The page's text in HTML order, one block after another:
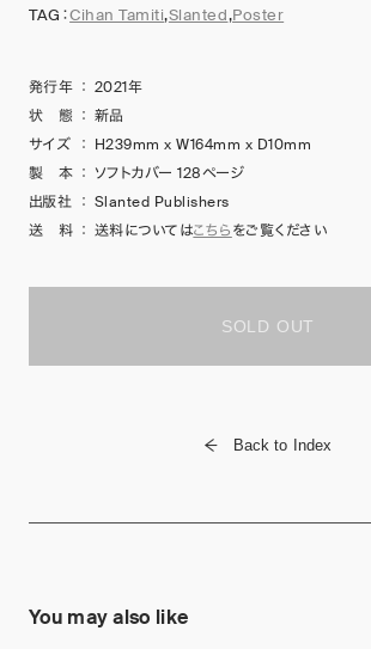
TAG：Cihan Tamiti,Slanted,Poster
発行年 ： 2021年
状 態 ： 新品
サイズ
： H239mm x W164mm x D10mm
製 本 ： ソフトカバー 128ページ
出版社 ： Slanted Publishers
送 料 ： 送料についてはこちらをご覧ください
SOLD OUT
Back to Index
You may also like